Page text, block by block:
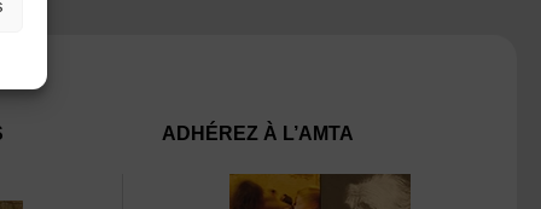
ADHÉREZ À L’AMTA